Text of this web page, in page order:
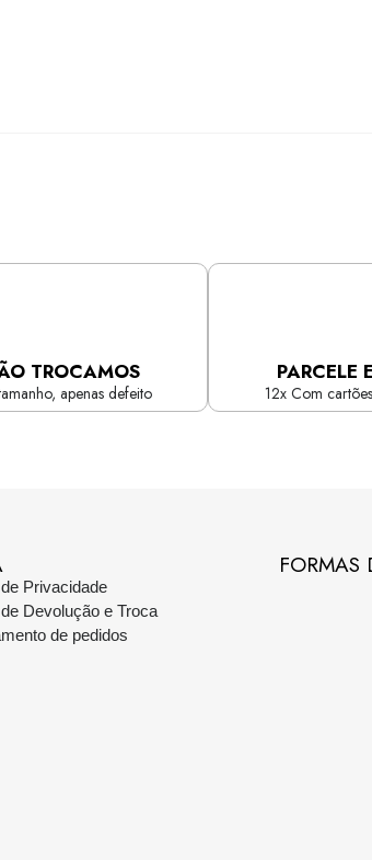
TROCAMOS
apenas defeito
PARCELE
12x Com
Privacidade
Devolução e Troca
de pedidos
FORMAS